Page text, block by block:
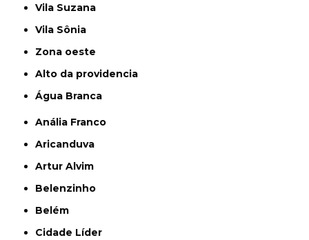
Vila Suzana
Vila Sônia
Zona oeste
alto da providencia
Água Branca
Anália Franco
Aricanduva
Artur Alvim
Belenzinho
Belém
Cidade Líder